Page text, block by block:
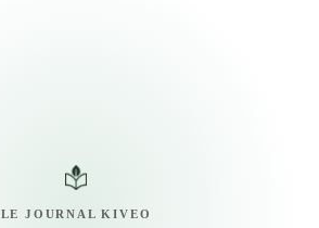
LE JOURNAL KIVEO